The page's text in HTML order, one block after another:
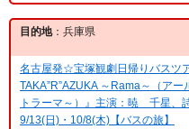
目的地：兵庫県
名古屋発☆宝塚観劇日帰りバスツ
TAKA”R”AZUKA ～Rama～（ア
トラーマ～）』主演：暁 千星、
9/13(日)・10/8(木)【バスの旅】